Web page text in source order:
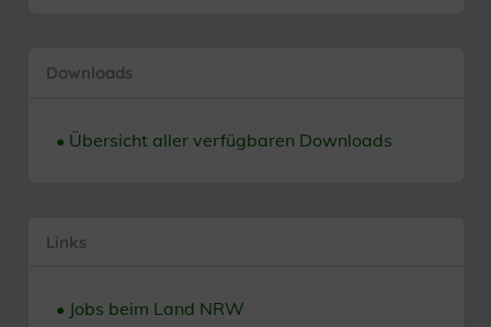
Downloads
• Übersicht aller verfügbaren Downloads
Links
• Jobs beim Land NRW